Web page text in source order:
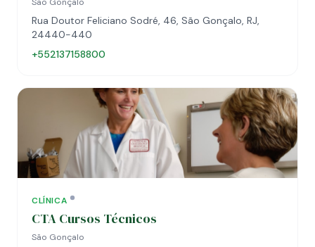
Rua Doutor Feliciano Sodré, 46, São Gonçalo, RJ,
24440-440
+552137158800
CLÍNICA
CTA Cursos Técnicos
São Gonçalo